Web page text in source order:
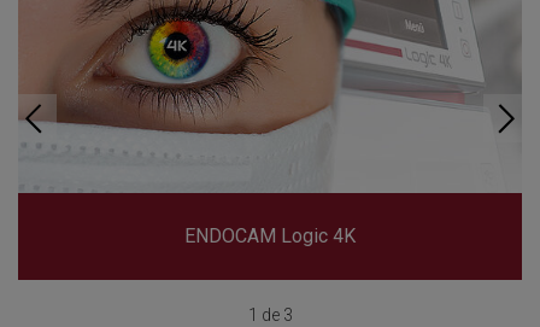
ENDOCAM Logic 4K
1 de 3